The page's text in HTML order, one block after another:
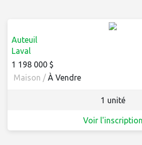
Auteuil
Laval
1 198 000 $
Maison / À Vendre
1 unité
Voir l'inscription